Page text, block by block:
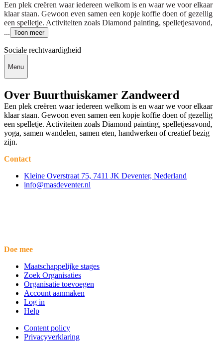
Een plek creëren waar iedereen welkom is en waar we voor elkaar
klaar staan. Gewoon even samen een kopje koffie doen of gezellig
een spelletje. Activiteiten zoals Diamond painting, spelletjesavond,
... Toon meer
Sociale rechtvaardigheid
Menu
Over Buurthuiskamer Zandweerd
Een plek creëren waar iedereen welkom is en waar we voor elkaar
klaar staan. Gewoon even samen een kopje koffie doen of gezellig
een spelletje. Activiteiten zoals Diamond painting, spelletjesavond,
yoga, samen wandelen, samen eten, handwerken of creatief bezig
zijn.
Contact
Kleine Overstraat 75, 7411 JK Deventer, Nederland
info@masdeventer.nl
Doe mee
Maatschappelijke stages
Zoek Organisaties
Organisatie toevoegen
Account aanmaken
Log in
Help
Content policy
Privacyverklaring